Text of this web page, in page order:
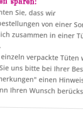
Sie, dass wir
von einer Sorte
in einer Tüte
verpackte Tüten
uns bitte bei Ihrer
einen
Ihren Wunsch